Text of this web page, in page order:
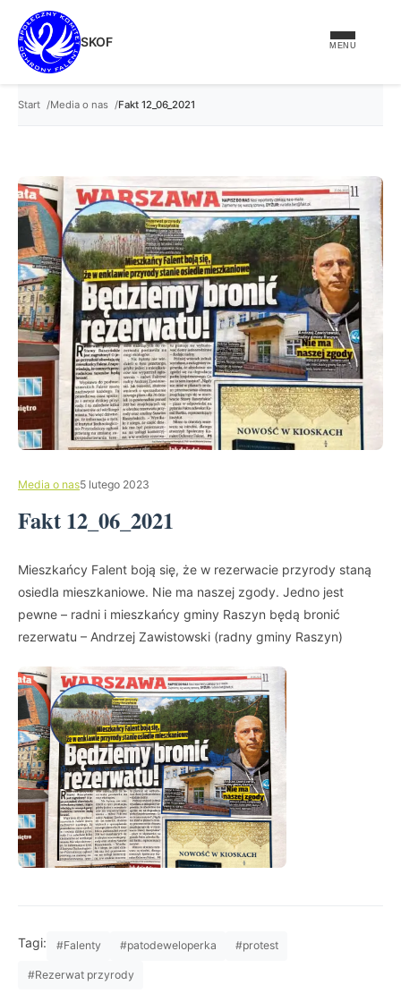
treści
SKOF
MENU
Start Media o nas Fakt 12_06_2021
Media o nas5 lutego 2023
Fakt 12_06_2021
Mieszkańcy Falent boją się, że w rezerwacie przyrody staną
osiedla mieszkaniowe. Nie ma naszej zgody. Jedno jest
pewne – radni i mieszkańcy gminy Raszyn będą bronić
rezerwatu – Andrzej Zawistowski (radny gminy Raszyn)
Tagi: #Falenty #patodeweloperka #protest
#Rezerwat przyrody